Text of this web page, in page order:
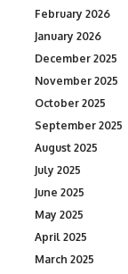
February 2026
January 2026
December 2025
November 2025
October 2025
September 2025
August 2025
July 2025
June 2025
May 2025
April 2025
March 2025